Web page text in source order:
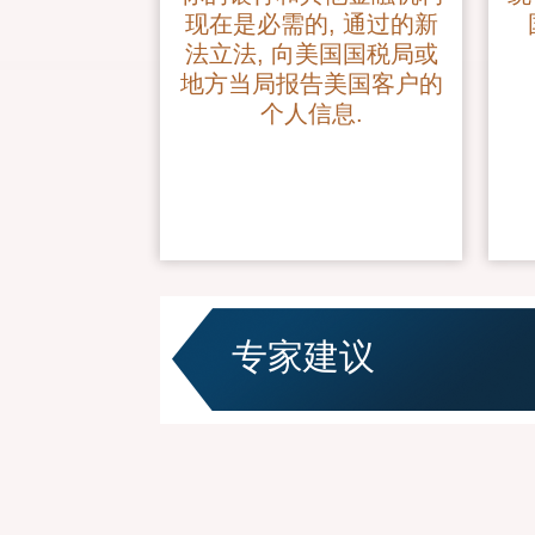
现在是必需的, 通过的新
法立法, 向美国国税局或
地方当局报告美国客户的
个人信息.
专家建议